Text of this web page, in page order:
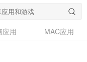
应用
MAC应用